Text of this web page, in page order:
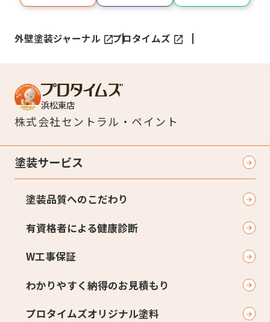
外壁塗装ジャーナル プロタイムズ
浜松東店
株式会社セントラル・ペイント
塗装サービス
塗装品質へのこだわり
有資格者による健康診断
W工事保証
わかりやすく納得のお見積もり
プロタイムズオリジナル塗料